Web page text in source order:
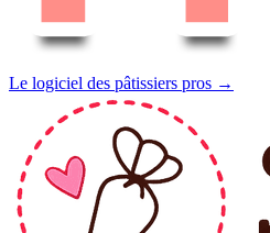
Le logiciel des pâtissiers pros →